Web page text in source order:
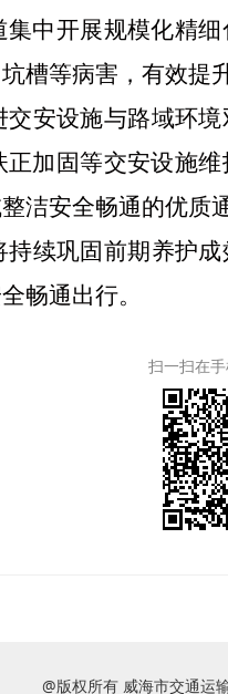
中开展规模化精
槽等病害，有效提
交安设施与路域环境
加固等交安设施
洁安全畅通的优质
续巩固前期养护
畅通出行。
扫一扫在
@版权所有 威海市交通运